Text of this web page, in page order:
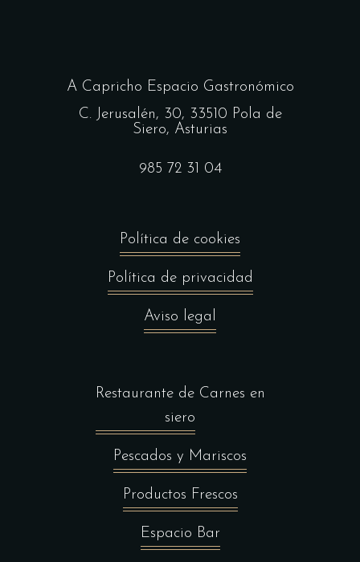
A Capricho Espacio Gastronómico
C. Jerusalén, 30, 33510 Pola de
Siero, Asturias
985 72 31 04
Política de cookies
Política de privacidad
Aviso legal
Restaurante de Carnes en
siero
Pescados y Mariscos
Productos Frescos
Espacio Bar